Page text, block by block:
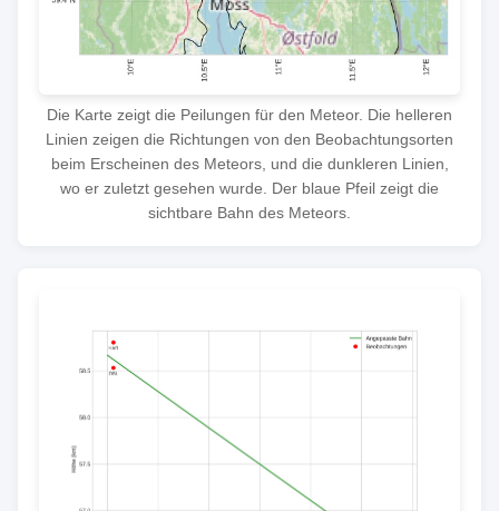
Die Karte zeigt die Peilungen für den Meteor. Die helleren
Linien zeigen die Richtungen von den Beobachtungsorten
beim Erscheinen des Meteors, und die dunkleren Linien,
wo er zuletzt gesehen wurde. Der blaue Pfeil zeigt die
sichtbare Bahn des Meteors.